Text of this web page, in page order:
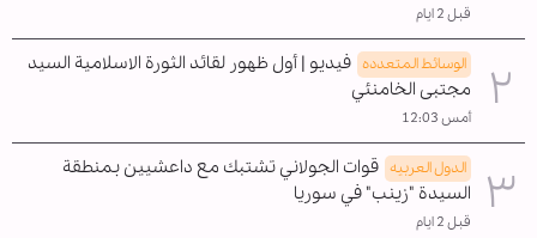
قبل 2 ايام
الوسائط المتعدده فيديو | أول ظهور لقائد الثورة الاسلامية السيد
مجتبى الخامنئي
أمس 12:03
الدول العربیه قوات الجولاني تشتبك مع داعشيين بمنطقة
السيدة "زينب" في سوريا
قبل 2 ايام